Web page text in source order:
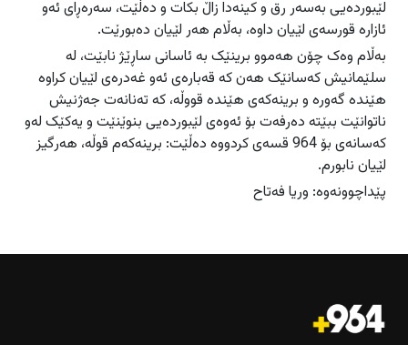
لێبوردەیی بەسەر رق و کینەدا زاڵ بکات و دەڵێت، سەرەڕای ئەو
ئازارە قورسەی لێیان داوە، بەڵام هەر لێیان دەبورێت.
بەڵام وەک چۆن هەموو برینێک بە ئاسانی ساڕێژ نابێت، لە
سلێمانیش کەسانێک هەن کە قەبارەی ئەو غەدرەی لێیان کراوە
هێندە گەورە و برینەکەی هێندە قووڵە، کە تەنانەت جەژنیش
ناتوانێت ببێتە دەرفەت بۆ ئەوەى لێبوردەیى بنوێنێت و یەکێک لەو
کەسانەى بۆ 964 قسەى کردووە دەڵێت: برینەکەم قوڵە، هەرگیز
لێیان نابورم.
پێداچوونەوە: وریا فەتاح